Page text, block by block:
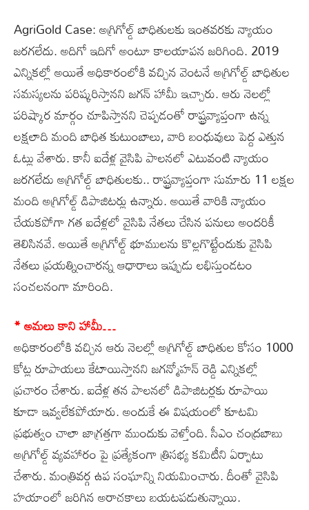
AgriGold Case: అగ్రిగోల్డ్ బాధితులకు ఇంతవరకు న్యాయం
జరగలేదు. అదిగో ఇదిగో అంటూ కాలయాపన జరిగింది. 2019
ఎన్నికల్లో అయితే అధికారంలోకి వచ్చిన వెంటనే అగ్రిగోల్డ్ బాధితుల
సమస్యలను పరిష్కరిస్తానని జగన్ హామీ ఇచ్చారు. ఆరు నెలల్లో
పరిష్కార మార్గం చూపిస్తానని చెప్పడంతో రాష్ట్రవ్యాప్తంగా ఉన్న
లక్షలాది మంది బాధిత కుటుంబాలు, వారి బంధువులు పెద్ద ఎత్తున
ఓట్లు వేశారు. కానీ ఐదేళ్ల వైసిపి పాలనలో ఎటువంటి న్యాయం
జరగలేదు అగ్రిగోల్డ్ బాధితులకు.. రాష్ట్రవ్యాప్తంగా సుమారు 11 లక్షల
మంది అగ్రిగోల్డ్ డిపాజిటర్లు ఉన్నారు. అయితే వారికి న్యాయం
చేయకపోగా గత ఐదేళ్లలో వైసిపి నేతలు చేసిన పనులు అందరికీ
తెలిసినవే. అయితే అగ్రిగోల్డ్ భూములను కొల్లగొట్టేందుకు వైసిపి
నేతలు ప్రయత్నించారన్న ఆధారాలు ఇప్పుడు లభిస్తుండటం
సంచలనంగా మారింది.
* అమలు కాని హామీ…
అధికారంలోకి వచ్చిన ఆరు నెలల్లో అగ్రిగోల్డ్ బాధితుల కోసం 1000
కోట్ల రూపాయలు కేటాయిస్తానని జగన్మోహన్ రెడ్డి ఎన్నికల్లో
ప్రచారం చేశారు. ఐదేళ్ల తన పాలనలో డిపాజిటర్లకు రూపాయి
కూడా ఇవ్వలేకపోయారు. అందుకే ఈ విషయంలో కూటమి
ప్రభుత్వం చాలా జాగ్రత్తగా ముందుకు వెళ్తోంది. సీఎం చంద్రబాబు
అగ్రిగోల్డ్ వ్యవహారం పై ప్రత్యేకంగా త్రిసభ్య కమిటీని ఏర్పాటు
చేశారు. మంత్రివర్గ ఉప సంఘాన్ని నియమించారు. దీంతో వైసిపి
హయాంలో జరిగిన అరాచకాలు బయటపడుతున్నాయి.